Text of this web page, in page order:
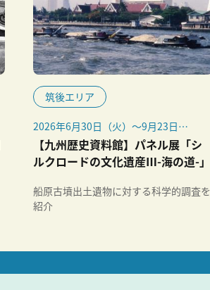
筑後エリア
2026年6月30日（火）～9月23日
（水・祝）
【九州歴史資料館】パネル展「シ
ルクロードの文化遺産Ⅲ-海の道-」
船原古墳出土遺物に対する科学的調査を
紹介